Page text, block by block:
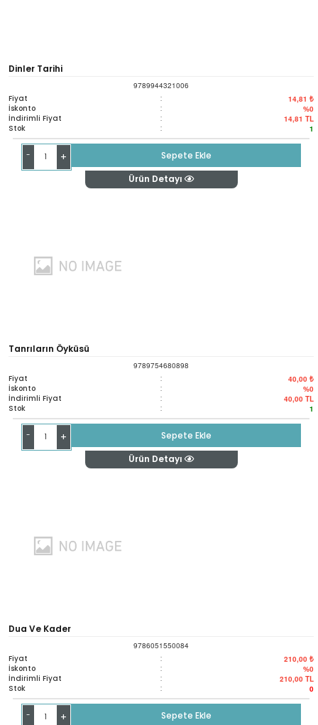
Dinler Tarihi
9789944321006
Fiyat : 14,81 ₺
İskonto : %0
İndirimli Fiyat : 14,81 TL
Stok : 1
- +
Sepete Ekle
Ürün Detayı
Tanrıların Öyküsü
9789754680898
Fiyat : 40,00 ₺
İskonto : %0
İndirimli Fiyat : 40,00 TL
Stok : 1
- +
Sepete Ekle
Ürün Detayı
Dua Ve Kader
9786051550084
Fiyat : 210,00 ₺
İskonto : %0
İndirimli Fiyat : 210,00 TL
Stok : 0
- +
Sepete Ekle